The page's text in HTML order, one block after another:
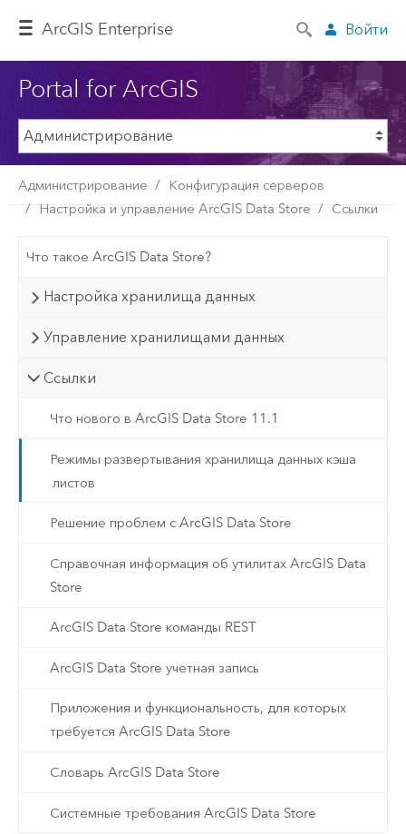
ArcGIS Enterprise Войти
Portal for ArcGIS
Администрирование
Конфигурация серверов
Настройка и управление ArcGIS Data Store
Ссылки
Что такое ArcGIS Data Store?
Настройка хранилища данных
Управление хранилищами данных
Ссылки
Что нового в ArcGIS Data Store 11.1
Режимы развертывания хранилища данных кэша
листов
Решение проблем с ArcGIS Data Store
Справочная информация об утилитах ArcGIS Data
Store
ArcGIS Data Store команды REST
ArcGIS Data Store учетная запись
Приложения и функциональность, для которых
требуется ArcGIS Data Store
Словарь ArcGIS Data Store
Системные требования ArcGIS Data Store